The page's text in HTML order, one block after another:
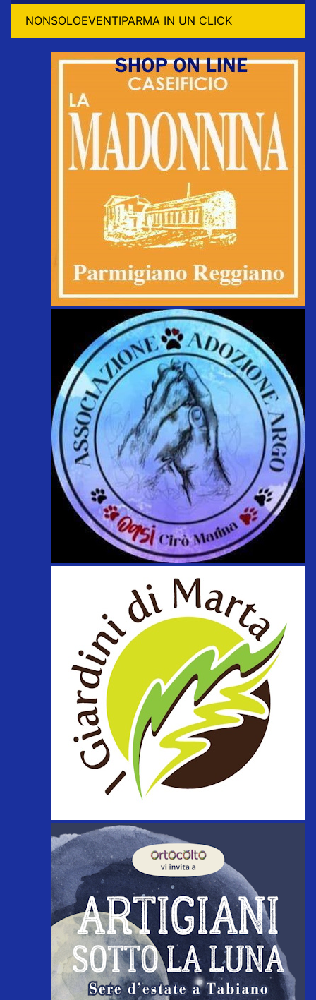
NONSOLOEVENTIPARMA IN UN CLICK